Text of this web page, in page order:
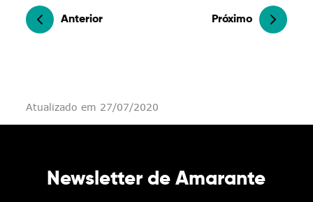
Anterior Próximo
Atualizado em 27/07/2020
Newsletter de Amarante